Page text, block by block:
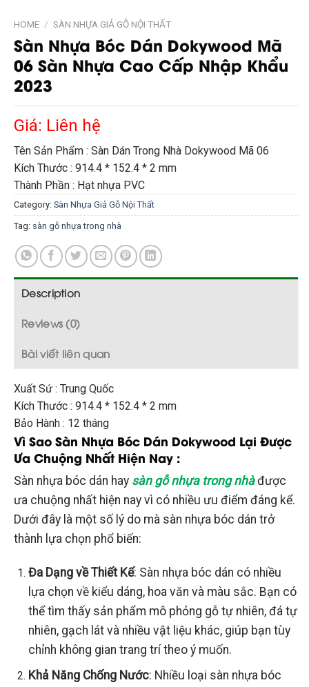
HOME / SÀN NHỰA GIẢ GỖ NỘI THẤT
Sàn Nhựa Bóc Dán Dokywood Mã
06 Sàn Nhựa Cao Cấp Nhập Khẩu
2023
Giá: Liên hệ
Tên Sản Phẩm : Sàn Dán Trong Nhà Dokywood Mã 06
Kích Thước : 914.4 * 152.4 * 2 mm
Thành Phần : Hạt nhựa PVC
Category: Sàn Nhựa Giả Gỗ Nội Thất
Tag: sàn gỗ nhựa trong nhà
Description
Reviews (0)
Bài viết liên quan
Xuất Sứ : Trung Quốc
Kích Thước : 914.4 * 152.4 * 2 mm
Bảo Hành : 12 tháng
Vì Sao Sàn Nhựa Bóc Dán Dokywood Lại Được
Ưa Chuộng Nhất Hiện Nay :
Sàn nhựa bóc dán hay sàn gỗ nhựa trong nhà được
ưa chuộng nhất hiện nay vì có nhiều ưu điểm đáng kể.
Dưới đây là một số lý do mà sàn nhựa bóc dán trở
thành lựa chọn phổ biến:
Đa Dạng về Thiết Kế: Sàn nhựa bóc dán có nhiều
lựa chọn về kiểu dáng, hoa văn và màu sắc. Bạn có
thể tìm thấy sản phẩm mô phỏng gỗ tự nhiên, đá tự
nhiên, gạch lát và nhiều vật liệu khác, giúp bạn tùy
chỉnh không gian trang trí theo ý muốn.
Khả Năng Chống Nước: Nhiều loại sàn nhựa bóc